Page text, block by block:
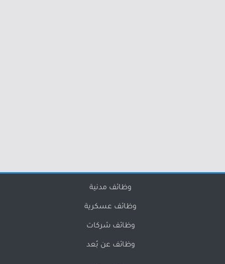
وظائف مدنية
وظائف عسكرية
وظائف شركات
وظائف عن بُعد